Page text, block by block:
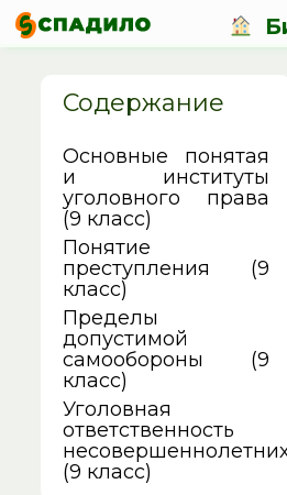
Содержание
Основные понятая
и институты
уголовного права
(9 класс)
Понятие
преступления (9
класс)
Пределы
допустимой
самообороны (9
класс)
Уголовная
ответственность
(9 класс)